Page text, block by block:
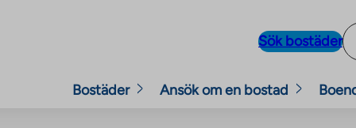
Sök bostäder
Bostäder Ansök om en bostad